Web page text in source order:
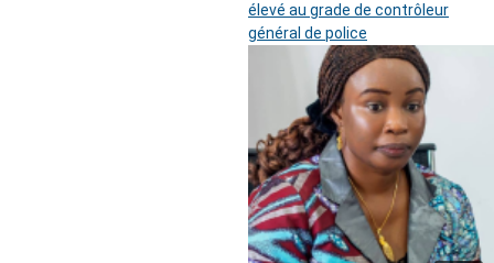
élevé au grade de contrôleur
général de police